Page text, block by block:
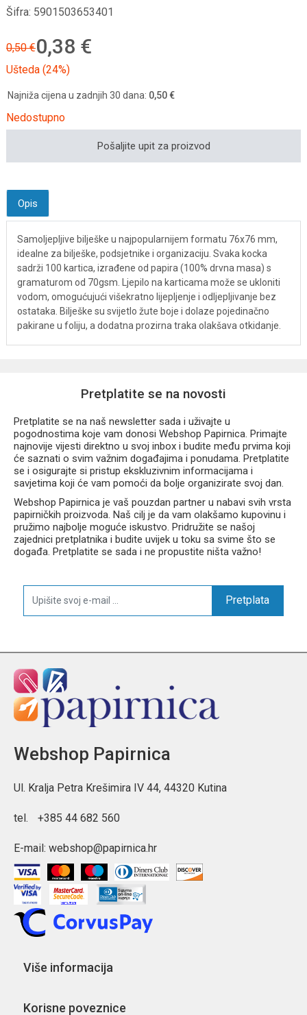
Šifra: 5901503653401
0,50 €0,38 €
Ušteda (24%)
Najniža cijena u zadnjih 30 dana: 0,50 €
Nedostupno
Pošaljite upit za proizvod
Opis
Samoljepljive bilješke u najpopularnijem formatu 76x76 mm,
idealne za bilješke, podsjetnike i organizaciju. Svaka kocka
sadrži 100 kartica, izrađene od papira (100% drvna masa) s
gramaturom od 70gsm. Ljepilo na karticama može se ukloniti
vodom, omogućujući višekratno lijepljenje i odljepljivanje bez
ostataka. Bilješke su svijetlo žute boje i dolaze pojedinačno
pakirane u foliju, a dodatna prozirna traka olakšava otkidanje.
Pretplatite se na novosti
Pretplatite se na naš newsletter sada i uživajte u
pogodnostima koje vam donosi Webshop Papirnica. Primajte
najnovije vijesti direktno u svoj inbox i budite među prvima koji
će saznati o svim važnim događajima i ponudama. Pretplatite
se i osigurajte si pristup ekskluzivnim informacijama i
savjetima koji će vam pomoći da bolje organizirate svoj dan.
Webshop Papirnica je vaš pouzdan partner u nabavi svih vrsta
papirničkih proizvoda. Naš cilj je da vam olakšamo kupovinu i
pružimo najbolje moguće iskustvo. Pridružite se našoj
zajednici pretplatnika i budite uvijek u toku sa svime što se
događa. Pretplatite se sada i ne propustite ništa važno!
Pretplata
Webshop Papirnica
Ul. Kralja Petra Krešimira IV 44, 44320 Kutina
tel. +385 44 682 560
E-mail: webshop@papirnica.hr
Više informacija
Korisne poveznice